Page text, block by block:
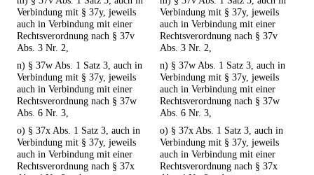
Verbindung mit § 37y, jeweils
auch in Verbindung mit einer
Rechtsverordnung nach § 37v
Abs. 3 Nr. 2,
Verbindung mit § 37y, jeweils
auch in Verbindung mit einer
Rechtsverordnung nach § 37v
Abs. 3 Nr. 2,
n) § 37w Abs. 1 Satz 3, auch in
Verbindung mit § 37y, jeweils
auch in Verbindung mit einer
Rechtsverordnung nach § 37w
Abs. 6 Nr. 3,
n) § 37w Abs. 1 Satz 3, auch in
Verbindung mit § 37y, jeweils
auch in Verbindung mit einer
Rechtsverordnung nach § 37w
Abs. 6 Nr. 3,
o) § 37x Abs. 1 Satz 3, auch in
Verbindung mit § 37y, jeweils
auch in Verbindung mit einer
Rechtsverordnung nach § 37x
o) § 37x Abs. 1 Satz 3, auch in
Verbindung mit § 37y, jeweils
auch in Verbindung mit einer
Rechtsverordnung nach § 37x